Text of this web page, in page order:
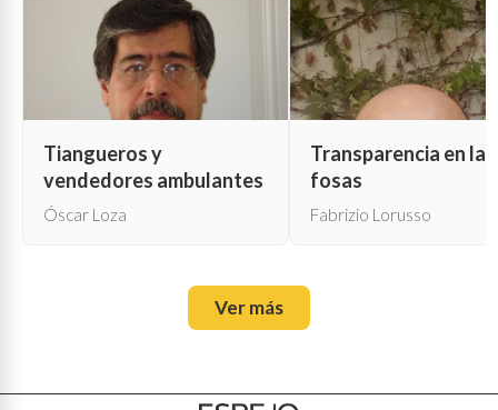
Tiangueros y
vendedores ambulantes
Óscar Loza
Transparencia en las
fosas
Fabrizio Lorusso
Ver más